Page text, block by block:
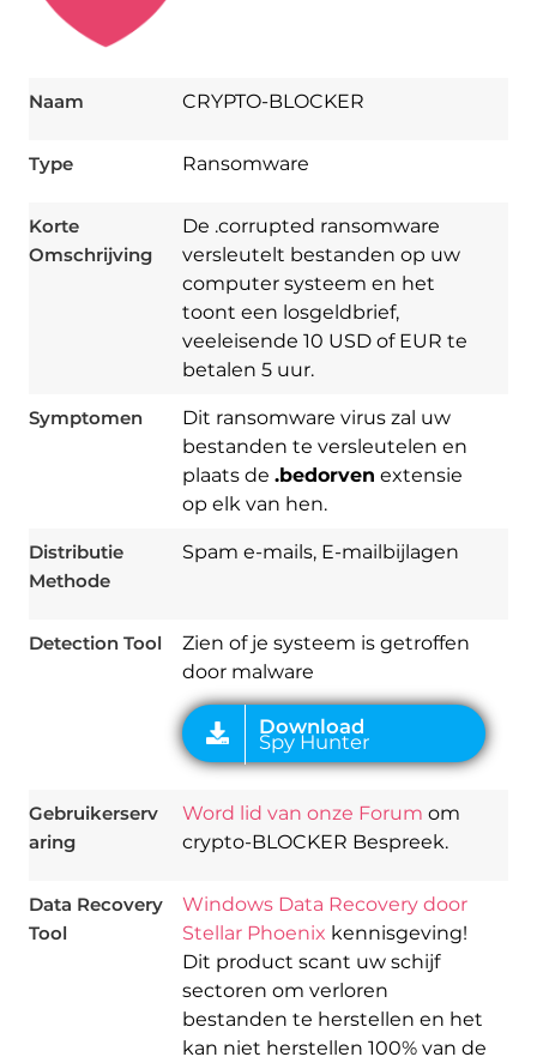
Naam CRYPTO-BLOCKER
Type Ransomware
Korte
Omschrijving
De .corrupted ransomware
versleutelt bestanden op uw
computer systeem en het
toont een losgeldbrief,
veeleisende 10 USD of EUR te
betalen 5 uur.
Symptomen
Dit ransomware virus zal uw
bestanden te versleutelen en
plaats de .bedorven extensie
op elk van hen.
Distributie
Methode
Spam e-mails, E-mailbijlagen
Detection Tool
Zien of je systeem is getroffen
door malware
Download
Gebruikerserv
aring
Word lid van onze Forum om
crypto-BLOCKER Bespreek.
Data Recovery
Tool
Windows Data Recovery door
Stellar Phoenix kennisgeving!
Dit product scant uw schijf
sectoren om verloren
bestanden te herstellen en het
kan niet herstellen 100% van de